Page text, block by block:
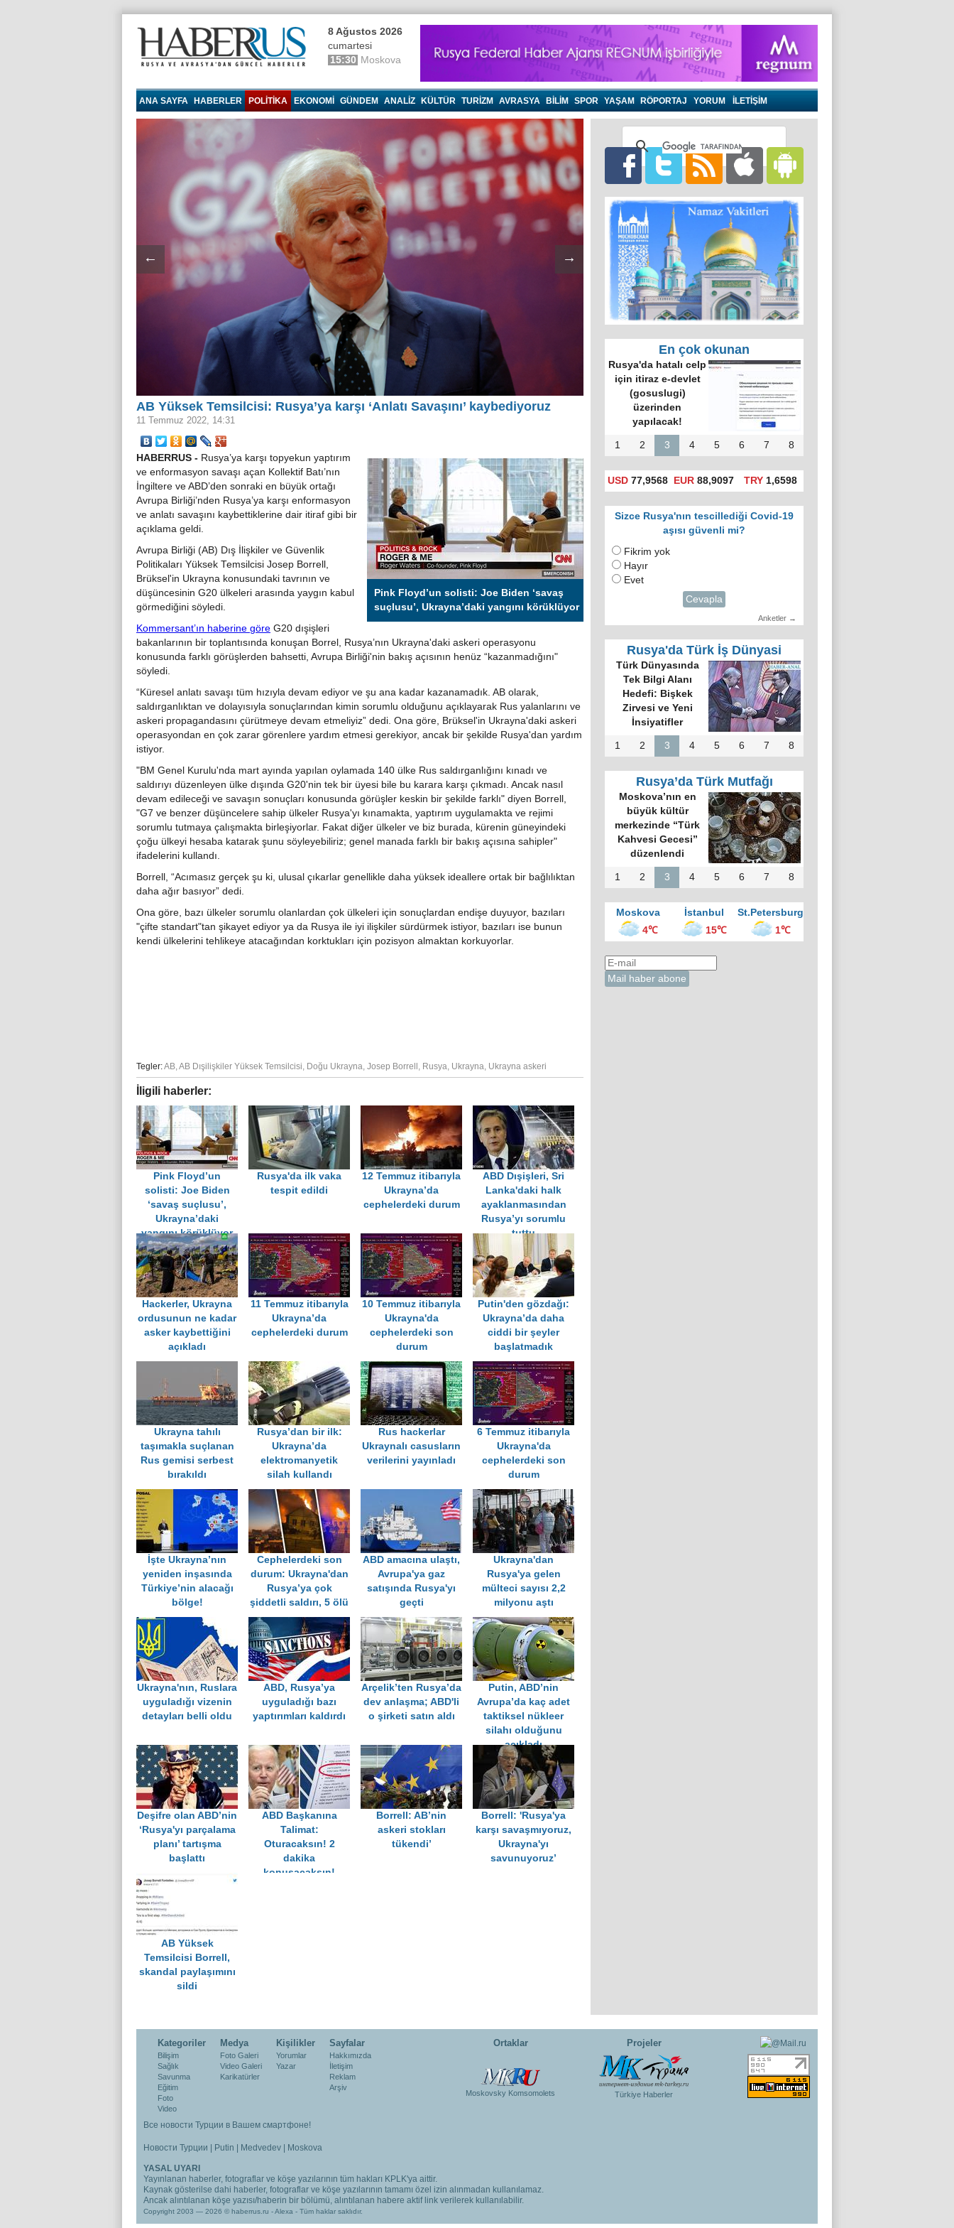
8 Ağustos 2026
cumartesi
15:30 Moskova
ANA SAYFA HABERLER POLITIKA EKONOMI GÜNDEM ANALIZ KÜLTÜR TURIZM AVRASYA BILIM SPOR YAŞAM RÖPORTAJ YORUM İLETİŞİM
← →
AB Yüksek Temsilcisi: Rusya’ya karşı ‘Anlatı Savaşını’ kaybediyoruz
11 Temmuz 2022, 14:31
Pink Floyd’un solisti: Joe Biden ‘savaş
suçlusu’, Ukrayna’daki yangını körüklüyor
HABERRUS - Rusya’ya karşı topyekun yaptırım
ve enformasyon savaşı açan Kollektif Batı’nın
İngiltere ve ABD’den sonraki en büyük ortağı
Avrupa Birliği’nden Rusya’ya karşı enformasyon
ve anlatı savaşını kaybettiklerine dair itiraf gibi bir
açıklama geldi.
Avrupa Birliği (AB) Dış İlişkiler ve Güvenlik
Politikaları Yüksek Temsilcisi Josep Borrell,
Brüksel'in Ukrayna konusundaki tavrının ve
düşüncesinin G20 ülkeleri arasında yaygın kabul
görmediğini söyledi.
Kommersant’ın haberine göre G20 dışişleri
bakanlarının bir toplantısında konuşan Borrel, Rusya’nın Ukrayna'daki askeri operasyonu
konusunda farklı görüşlerden bahsetti, Avrupa Birliği'nin bakış açısının henüz “kazanmadığını"
söyledi.
“Küresel anlatı savaşı tüm hızıyla devam ediyor ve şu ana kadar kazanamadık. AB olarak,
saldırganlıktan ve dolayısıyla sonuçlarından kimin sorumlu olduğunu açıklayarak Rus yalanlarını ve
askeri propagandasını çürütmeye devam etmeliyiz” dedi. Ona göre, Brüksel'in Ukrayna'daki askeri
operasyondan en çok zarar görenlere yardım etmesi gerekiyor, ancak bir şekilde Rusya'dan yardım
istiyor.
"BM Genel Kurulu'nda mart ayında yapılan oylamada 140 ülke Rus saldırganlığını kınadı ve
saldırıyı düzenleyen ülke dışında G20'nin tek bir üyesi bile bu karara karşı çıkmadı. Ancak nasıl
devam edileceği ve savaşın sonuçları konusunda görüşler keskin bir şekilde farklı" diyen Borrell,
"G7 ve benzer düşüncelere sahip ülkeler Rusya'yı kınamakta, yaptırım uygulamakta ve rejimi
sorumlu tutmaya çalışmakta birleşiyorlar. Fakat diğer ülkeler ve biz burada, kürenin güneyindeki
çoğu ülkeyi hesaba katarak şunu söyleyebiliriz; genel manada farklı bir bakış açısına sahipler"
ifadelerini kullandı.
Borrell, “Acımasız gerçek şu ki, ulusal çıkarlar genellikle daha yüksek ideallere ortak bir bağlılıktan
daha ağır basıyor” dedi.
Ona göre, bazı ülkeler sorumlu olanlardan çok ülkeleri için sonuçlardan endişe duyuyor, bazıları
"çifte standart"tan şikayet ediyor ya da Rusya ile iyi ilişkiler sürdürmek istiyor, bazıları ise bunun
kendi ülkelerini tehlikeye atacağından korktukları için pozisyon almaktan korkuyorlar.
Tegler:AB AB Dışilişkiler Yüksek Temsilcisi Doğu Ukrayna Josep Borrell Rusya Ukrayna Ukrayna askeri
İligili haberler:
Pink Floyd’un
solisti: Joe Biden
‘savaş suçlusu’,
Ukrayna’daki
yangını körüklüyor
Rusya'da ilk vaka
tespit edildi
12 Temmuz itibarıyla
Ukrayna’da
cephelerdeki durum
ABD Dışişleri, Sri
Lanka'daki halk
ayaklanmasından
Rusya’yı sorumlu
tuttu
Hackerler, Ukrayna
ordusunun ne kadar
asker kaybettiğini
açıkladı
11 Temmuz itibarıyla
Ukrayna’da
cephelerdeki durum
10 Temmuz itibarıyla
Ukrayna'da
cephelerdeki son
durum
Putin'den gözdağı:
Ukrayna’da daha
ciddi bir şeyler
başlatmadık
Ukrayna tahılı
taşımakla suçlanan
Rus gemisi serbest
bırakıldı
Rusya’dan bir ilk:
Ukrayna’da
elektromanyetik
silah kullandı
Rus hackerlar
Ukraynalı casusların
verilerini yayınladı
6 Temmuz itibarıyla
Ukrayna'da
cephelerdeki son
durum
İşte Ukrayna’nın
yeniden inşasında
Türkiye’nin alacağı
bölge!
Cephelerdeki son
durum: Ukrayna'dan
Rusya’ya çok
şiddetli saldırı, 5 ölü
ABD amacına ulaştı,
Avrupa'ya gaz
satışında Rusya'yı
geçti
Ukrayna'dan
Rusya'ya gelen
mülteci sayısı 2,2
milyonu aştı
Ukrayna'nın, Ruslara
uyguladığı vizenin
detayları belli oldu
ABD, Rusya’ya
uyguladığı bazı
yaptırımları kaldırdı
Arçelik’ten Rusya’da
dev anlaşma; ABD'li
o şirketi satın aldı
Putin, ABD’nin
Avrupa’da kaç adet
taktiksel nükleer
silahı olduğunu
açıkladı
Deşifre olan ABD’nin
‘Rusya'yı parçalama
planı’ tartışma
başlattı
ABD Başkanına
Talimat:
Oturacaksın! 2
dakika
konuşacaksın!
Borrell: AB’nin
askeri stokları
tükendi’
Borrell: 'Rusya'ya
karşı savaşmıyoruz,
Ukrayna'yı
savunuyoruz’
AB Yüksek
Temsilcisi Borrell,
skandal paylaşımını
sildi
En çok okunan
Rusya'da hatalı celp
için itiraz e-devlet
(gosuslugi)
üzerinden
yapılacak!
1 2 3 4 5 6 7 8
USD 77,9568 EUR 88,9097 TRY1,6598
Sizce Rusya'nın tescillediği Covid-19
aşısı güvenli mi?
Fikrim yok
Hayır
Evet
Cevapla
Anketler →
Rusya'da Türk İş Dünyasi
Türk Dünyasında
Tek Bilgi Alanı
Hedefi: Bişkek
Zirvesi ve Yeni
İnsiyatifler
1 2 3 4 5 6 7 8
Rusya’da Türk Mutfağı
Moskova’nın en
büyük kültür
merkezinde “Türk
Kahvesi Gecesi”
düzenlendi
1 2 3 4 5 6 7 8
Moskova İstanbul
St.Petersburg
4℃
15℃ 1℃
Kategoriler
Bilişim
Sağlık
Savunma
Eğitim
Foto
Video
Medya
Foto Galeri
Video Galeri
Karikatürler
Kişilikler
Yorumlar
Yazar
Sayfalar
Hakkımızda
İletişim
Reklam
Arşiv
Ortaklar
Moskovsky Komsomolets
Projeler
Türkiye Haberler
Все новости Турции в Вашем смартфоне!
Новости Турции Putin Medvedev Moskova
YASAL UYARI
Yayınlanan haberler, fotograflar ve köşe yazılarının tüm hakları KPLK'ya aittir.
Kaynak gösterilse dahi haberler, fotograflar ve köşe yazılarının tamamı özel izin alınmadan kullanılamaz.
Ancak alıntılanan köşe yazısı/haberin bir bölümü, alıntılanan habere aktif link verilerek kullanılabilir.
Copyright 2003 — 2026 © haberrus.ru -Alexa - Tüm haklar saklıdır.